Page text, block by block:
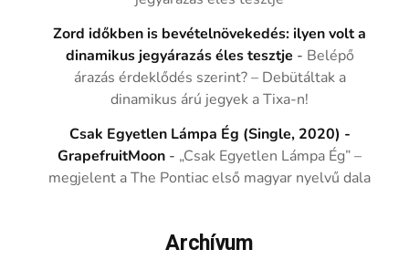
Zord időkben is bevételnövekedés: ilyen volt a
dinamikus jegyárazás éles tesztje - Belépő
árazás érdeklődés szerint? – Debütáltak a
dinamikus árú jegyek a Tixa-n!
Csak Egyetlen Lámpa Ég (Single, 2020) -
GrapefruitMoon - „Csak Egyetlen Lámpa Ég” –
megjelent a The Pontiac első magyar nyelvű dala
Archívum